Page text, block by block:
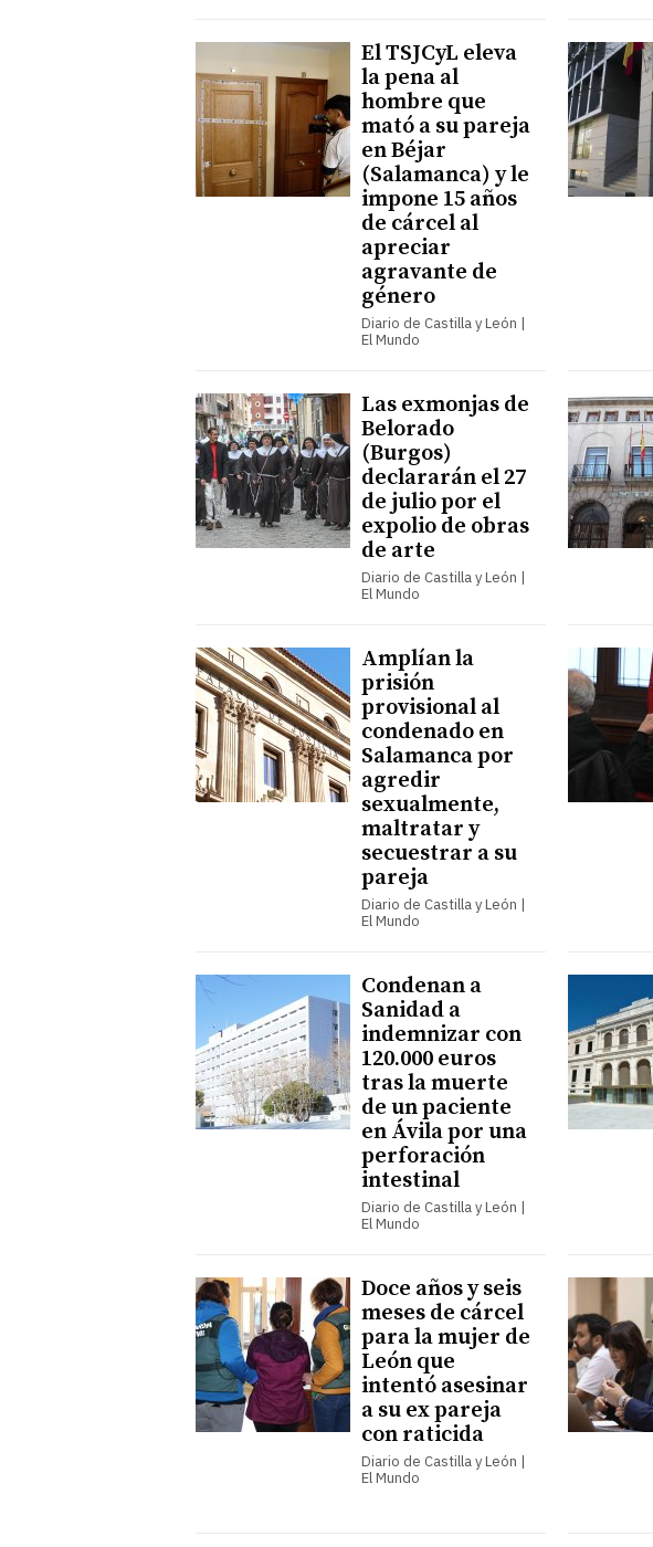
El TSJCyL eleva
la pena al
hombre que
mató a su pareja
en Béjar
(Salamanca) y le
impone 15 años
de cárcel al
apreciar
agravante de
género
Diario de Castilla y León |
El Mundo
Las exmonjas de
Belorado
(Burgos)
declararán el 27
de julio por el
expolio de obras
de arte
Diario de Castilla y León |
El Mundo
Amplían la
prisión
provisional al
condenado en
Salamanca por
agredir
sexualmente,
maltratar y
secuestrar a su
pareja
Diario de Castilla y León |
El Mundo
Condenan a
Sanidad a
indemnizar con
120.000 euros
tras la muerte
de un paciente
en Ávila por una
perforación
intestinal
Diario de Castilla y León |
El Mundo
Doce años y seis
meses de cárcel
para la mujer de
León que
intentó asesinar
a su ex pareja
con raticida
Diario de Castilla y León |
El Mundo